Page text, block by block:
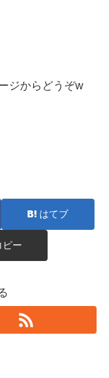
ジからどうぞw
はてブ
ピー